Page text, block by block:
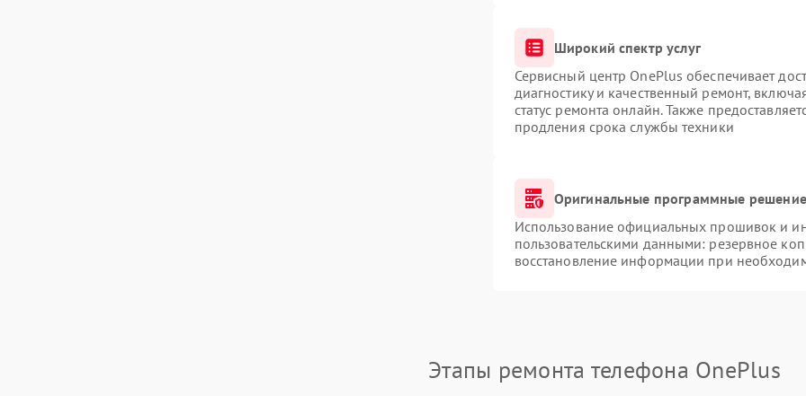
Широкий спектр услуг
Сервисный центр OnePlus обеспечивает
диагностику и качественный ремонт,
статус ремонта онлайн. Также
продления срока службы техники
Оригинальные программные
Использование официальных прошивок и
пользовательскими данными: резервное
восстановление информации при
Этапы ремонта телефона OnePlus